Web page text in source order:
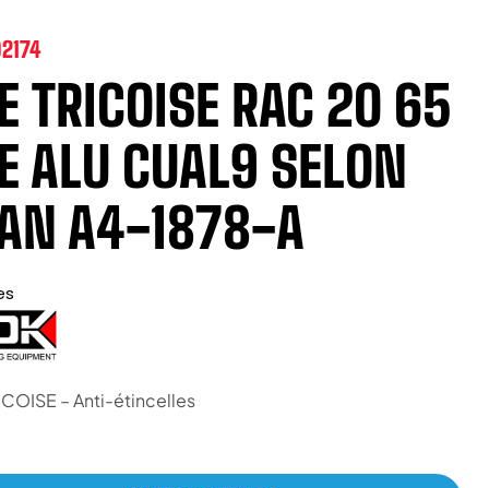
TRICOISE RAC 20 65
ALU CUAL9 SELON
A4-1878-A
– Anti-étincelles